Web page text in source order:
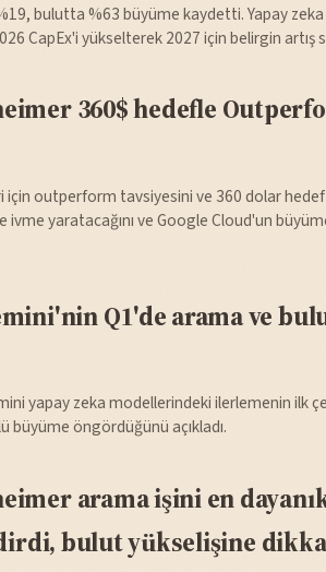
bulutta %63 büyüme kaydetti. Yapay
CapEx'i yükselterek 2027 için belirgin artış
360$ hedefle
outperform tavsiyesini ve 360 dolar hedef
ivme yaratacağını ve Google Cloud'un
Q1'de arama ve
yapay zeka modellerindeki ilerlemenin ilk
büyüme öngördüğünü açıkladı.
arama işini en
bulut yükselişine